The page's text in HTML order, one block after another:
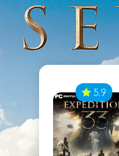
5.9